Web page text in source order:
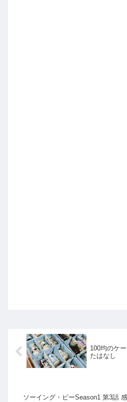
100均のケ
たはなし
ソーイング・ビーSeason1 第3話